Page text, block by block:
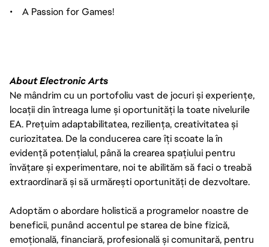
•
A Passion for Games!
About Electronic Arts
Ne mândrim cu un portofoliu vast de jocuri și experiențe,
locații din întreaga lume și oportunități la toate nivelurile
EA. Prețuim adaptabilitatea, reziliența, creativitatea și
curiozitatea. De la conducerea care îți scoate la în
evidență potențialul, până la crearea spațiului pentru
învățare și experimentare, noi te abilităm să faci o treabă
extraordinară și să urmărești oportunități de dezvoltare.
Adoptăm o abordare holistică a programelor noastre de
beneficii, punând accentul pe starea de bine fizică,
emoțională, financiară, profesională și comunitară, pentru